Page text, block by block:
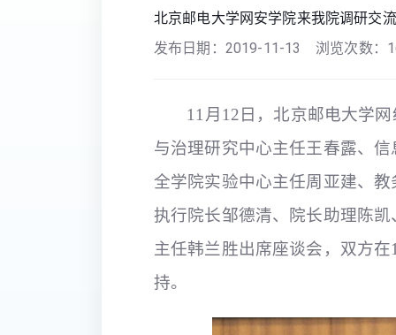
北京邮电大学网安学院来我院调研交流
发布日期： 2019-11-13 浏览次数：
11 月12日，北京邮电大学
与治理研究中心主任王春露、
全学院实验中心主任周亚建、
执行院长邹德清、院长助理陈
主任韩兰胜出席座谈会，双方
持。